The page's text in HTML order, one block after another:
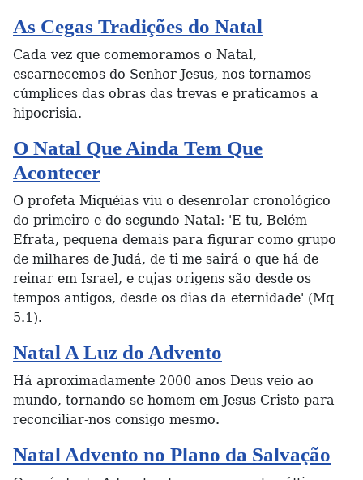
As Cegas Tradições do Natal
Cada vez que comemoramos o Natal,
escarnecemos do Senhor Jesus, nos tornamos
cúmplices das obras das trevas e praticamos a
hipocrisia.
O Natal Que Ainda Tem Que
Acontecer
O profeta Miquéias viu o desenrolar cronológico
do primeiro e do segundo Natal: 'E tu, Belém
Efrata, pequena demais para figurar como grupo
de milhares de Judá, de ti me sairá o que há de
reinar em Israel, e cujas origens são desde os
tempos antigos, desde os dias da eternidade' (Mq
5.1).
Natal A Luz do Advento
Há aproximadamente 2000 anos Deus veio ao
mundo, tornando-se homem em Jesus Cristo para
reconciliar-nos consigo mesmo.
Natal Advento no Plano da Salvação